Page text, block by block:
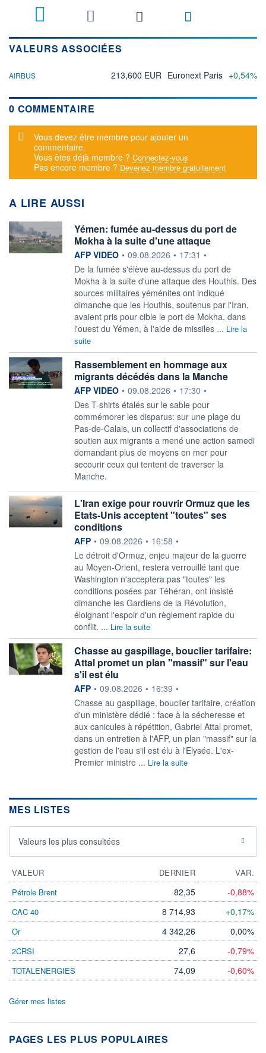
VALEURS ASSOCIÉES
AIRBUS 213,600 EUR Euronext Paris +0,54%
0 COMMENTAIRE
Message d'alerte
Vous devez être membre pour ajouter un
commentaire.
Vous êtes déjà membre ? Connectez-vous
Pas encore membre ? Devenez membre gratuitement
A LIRE AUSSI
Yémen: fumée au-dessus du port de
Mokha à la suite d'une attaque
information fournie par
AFP VIDEO • 09.08.2026 • 17:31 •
De la fumée s'élève au-dessus du port de
Mokha à la suite d'une attaque des Houthis. Des
sources militaires yéménites ont indiqué
dimanche que les Houthis, soutenus par l'Iran,
avaient pris pour cible le port de Mokha, dans
l'ouest du Yémen, à l'aide de missiles ... Lire la
suite
Rassemblement en hommage aux
migrants décédés dans la Manche
information fournie par
AFP VIDEO • 09.08.2026 • 17:30 •
Des T-shirts étalés sur le sable pour
commémorer les disparus: sur une plage du
Pas-de-Calais, un collectif d'associations de
soutien aux migrants a mené une action samedi
demandant plus de moyens en mer pour
secourir ceux qui tentent de traverser la
Manche.
L'Iran exige pour rouvrir Ormuz que les
Etats-Unis acceptent "toutes" ses
conditions
information fournie par
AFP • 09.08.2026 • 16:58 •
Le détroit d'Ormuz, enjeu majeur de la guerre
au Moyen-Orient, restera verrouillé tant que
Washington n'acceptera pas "toutes" les
conditions posées par Téhéran, ont insisté
dimanche les Gardiens de la Révolution,
éloignant l'espoir d'un règlement rapide du
conflit. ... Lire la suite
Chasse au gaspillage, bouclier tarifaire:
Attal promet un plan "massif" sur l'eau
s'il est élu
information fournie par
AFP • 09.08.2026 • 16:39 •
Chasse au gaspillage, bouclier tarifaire, création
d'un ministère dédié : face à la sécheresse et
aux canicules à répétition, Gabriel Attal promet,
dans un entretien à l'AFP, un plan "massif" sur la
gestion de l'eau s'il est élu à l'Elysée. L'ex-
Premier ministre ... Lire la suite
MES LISTES
Valeurs les plus consultées
VALEUR DERNIER
VAR.
Pétrole Brent
82,35 -0,88%
CAC 40 8 714,93 +0,17%
Or 4 342,26 0,00%
2CRSI 27,6 -0,79%
TOTALENERGIES 74,09 -0,60%
Gérer mes listes
PAGES LES PLUS POPULAIRES